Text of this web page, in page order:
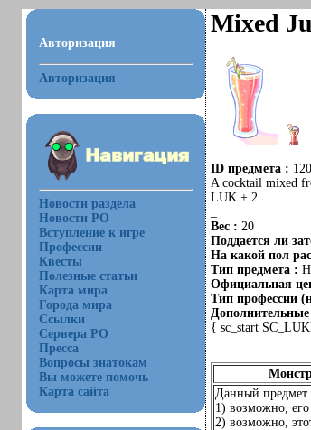
Авторизация
Авторизация
Новости раздела
Новости РО
Вступление к игре
Профессии
Квесты
Полезные статьи
Карта мира
Города мира
Ссылки
Сервера РО
Пресса
Вопросы знатокам
Вы можете помочь
Карта сайта
Mixed
ID предмета :
A cocktail mixed
LUK + 2
Вес : 20
Поддается ли
На какой пол
Тип предмета :
Официальная
Тип профессии
Дополнительные
{ sc_start
Данный предмет
1) возможно,
2) возможно,